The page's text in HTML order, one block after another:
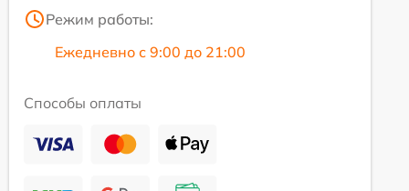
Режим работы:
Ежедневно с 9:00 до 21:00
Способы оплаты